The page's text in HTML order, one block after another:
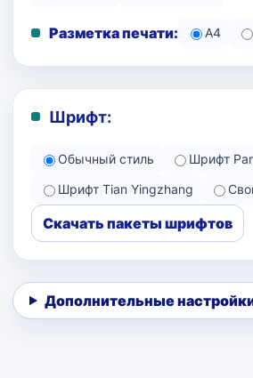
Разметка печати: A4
Шрифт:
Обычный стиль
Шрифт
Шрифт Tian Yingzhang
Скачать пакеты шрифтов
Дополнительные